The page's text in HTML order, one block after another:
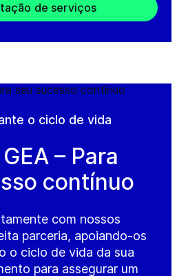
de serviços
o ciclo de vida
– Para
contínuo
com nossos
parceria, apoiando-os
o ciclo de vida da sua
para assegurar um